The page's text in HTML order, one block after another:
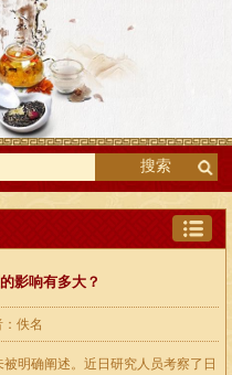
搜索
影响有多大？
佚名
明确阐述。近日研究人员考察了日